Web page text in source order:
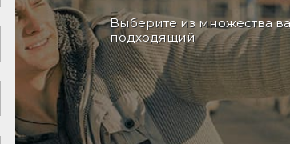
Выберите из множества
подходящий